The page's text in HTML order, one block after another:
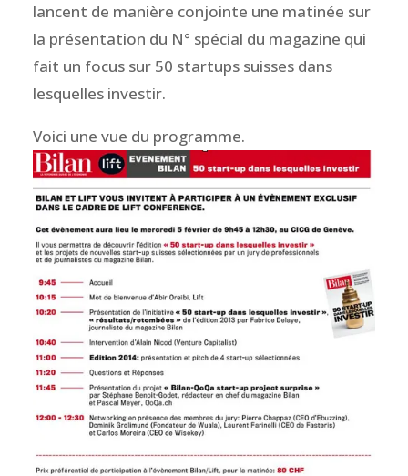
lancent de manière conjointe une matinée sur
la présentation du N° spécial du magazine qui
fait un focus sur 50 startups suisses dans
lesquelles investir.
Voici une vue du programme.